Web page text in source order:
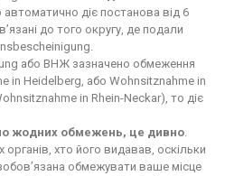
діє постанова від 6
до того округу, де подали
або ВНЖ зазначено обмеження
in Heidelberg, або Wohnsitznahme in
in Rhein-Neckar), то діє
жодних обмежень, це дивно.
органів, хто його видавав, оскільки
обмежувати ваше місце